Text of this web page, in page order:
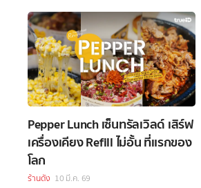
Pepper Lunch เซ็นทรัลเวิลด์ เสิร์ฟ
เครื่องเคียง Refill ไม่อั้น ที่แรกของ
โลก
ร้านดัง 10 มี.ค. 69